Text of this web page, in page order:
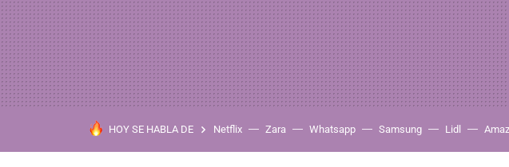
HOY SE HABLA DE Netflix Zara Whatsapp Samsung Lidl